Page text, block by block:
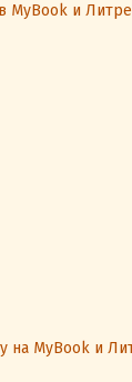
MyBook и
на MyBook и